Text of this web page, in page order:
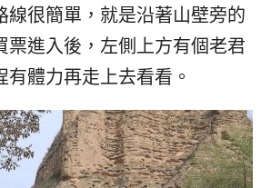
線很簡單，就是沿著山壁旁的
票進入後，左側上方有個老君
體力再走上去看看。